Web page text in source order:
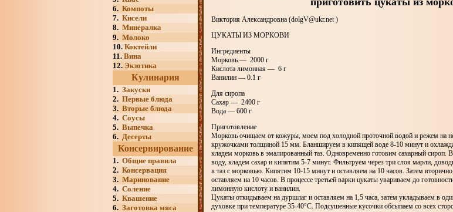
6. Компоты
7. Кисели
8. Минералка
9. Молоко
10. Коктейли
11. Вина
12. Экзотика
Кулинария
1. Закуски
2. Первые блюда
3. Вторые блюда
4. Соусы
5. Выпечка
6. Десерты
Консервирование
1. Общие правила
2. Консервация
3. Маринование
4. Соление
5. Квашение
6. Заготовка мяса
Виктория Александровна (dolgV@ukr.net )
ЦУКАТЫ ИЗ МОРКОВИ
Ингредиенты
Морковь — 2000 г
Кислота лимонная — 6 г
Ванилин — 0.1 г
Для сиропа
Сахар — 2400 г
Вода — 600 г
Приготовление
Морковь очищаем от кожуры, моем под холодной проточной водой и режем на
кружочками толщиной 15 мм. Бланшируем в кипящей воде 8-10 минут и
кладем морковь в эмалированный таз. Одновременно готовим сахарный
воду, кладем сахар и кипятим 5-7 минут. Фильтруем через три слоя марли,
в таз с морковью. Кипятим 10-15 минут и оставляем на 10 часов. Затем
оставляем на 10 часов. В процессе третьей варки цукаты увариваем до
лимонную кислоту и ванилин.
Цукаты откидываем на дуршлаг и оставляем на 1,5 часа, затем укладываем в
духовке при температуре 35-40°С. Подсушенные кусочки обсыпаем со всех